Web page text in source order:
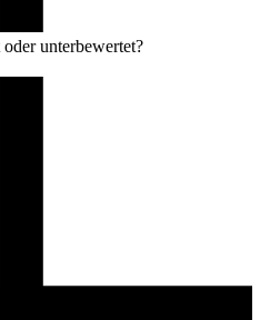
unterbewertet?